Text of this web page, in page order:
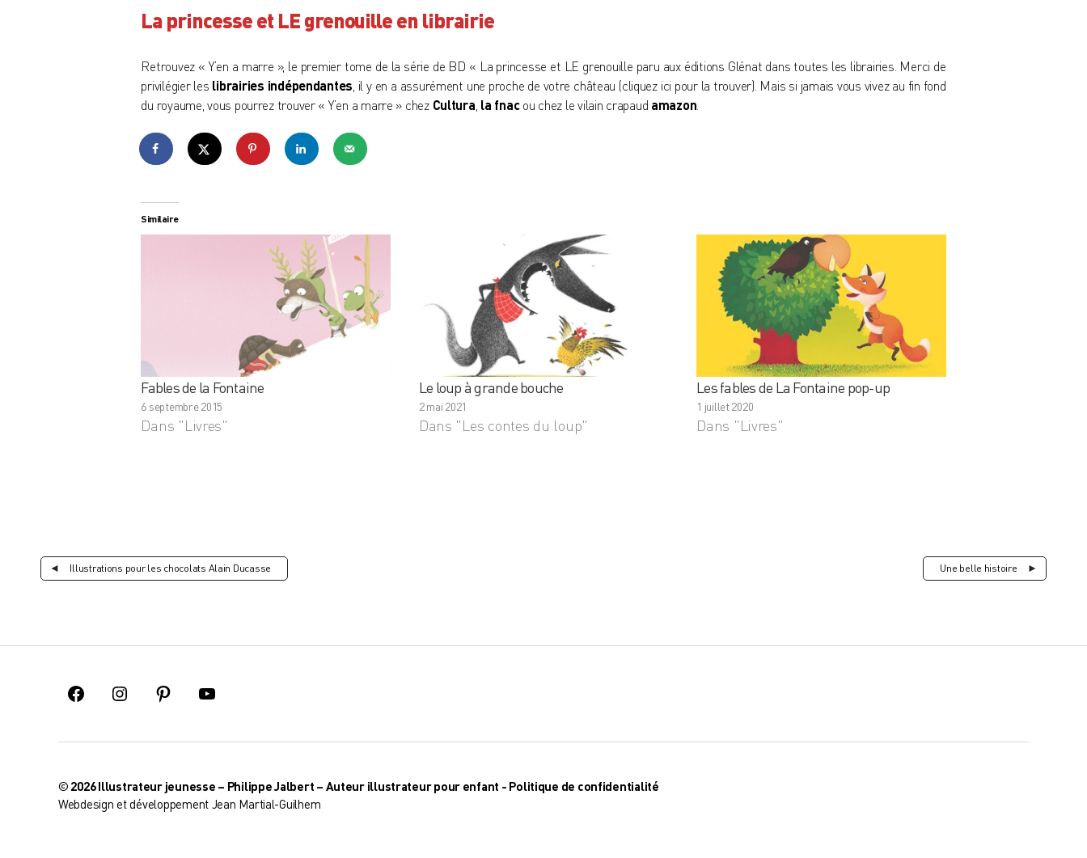
La princesse et LE grenouille en librairie
Retrouvez « Y’en a marre », le premier tome de la série de BD « La princesse et LE grenouille paru aux éditions Glénat dans toutes les librairies. Merci de
privilégier les librairies indépendantes, il y en a assurément une proche de votre château (cliquez ici pour la trouver). Mais si jamais vous vivez au fin fond
du royaume, vous pourrez trouver « Y’en a marre » chez Cultura, la fnacou chez le vilain crapaud amazon.
Similaire
Fables de la Fontaine
6 septembre 2015
Dans "Livres"
Le loup à grande bouche
2 mai 2021
Dans "Les contes du loup"
Les fables de La Fontaine pop-up
1 juillet 2020
Dans "Livres"
◄ Illustrations pour les chocolats Alain Ducasse Une belle histoire ►
FacebookInstagramPinterestYoutube
© 2026Illustrateur jeunesse – Philippe Jalbert – Auteur illustrateur pour enfant - Politique de confidentialité
Webdesign et développement Jean Martial-Guilhem